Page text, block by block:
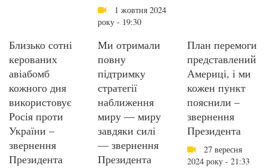
1 жовтня 2024
року - 19:30
Близько сотні
керованих
авіабомб
кожного дня
використовує
Росія проти
України –
звернення
Президента
Ми отримали
повну
підтримку
стратегії
наближення
миру — миру
завдяки силі
— звернення
Президента
План перемоги
представлений
Америці, і ми
кожен пункт
пояснили –
звернення
Президента
27 вересня
2024 року - 21:33